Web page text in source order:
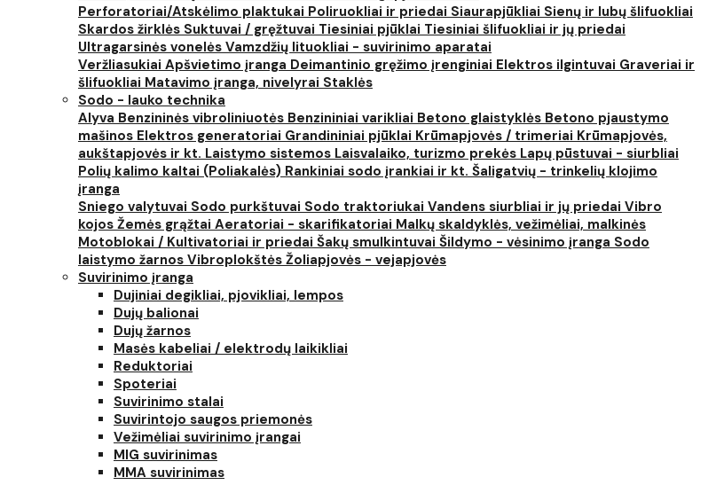
Perforatoriai/Atskėlimo plaktukai Poliruokliai ir priedai Siaurapjūkliai Sienų ir lubų šlifuokliai
Skardos žirklės Suktuvai / gręžtuvai Tiesiniai pjūklai Tiesiniai šlifuokliai ir jų priedai
Ultragarsinės vonelės Vamzdžių lituokliai - suvirinimo aparatai
Veržliasukiai Apšvietimo įranga Deimantinio gręžimo įrenginiai Elektros ilgintuvai Graveriai ir
šlifuokliai Matavimo įranga, nivelyrai Staklės
Sodo - lauko technika
Alyva Benzininės vibroliniuotės Benzininiai varikliai Betono glaistyklės Betono pjaustymo
mašinos Elektros generatoriai Grandininiai pjūklai Krūmapjovės / trimeriai Krūmapjovės,
aukštapjovės ir kt. Laistymo sistemos Laisvalaiko, turizmo prekės Lapų pūstuvai - siurbliai
Polių kalimo kaltai (Poliakalės) Rankiniai sodo įrankiai ir kt. Šaligatvių - trinkelių klojimo
įranga
Sniego valytuvai Sodo purkštuvai Sodo traktoriukai Vandens siurbliai ir jų priedai Vibro
kojos Žemės grąžtai Aeratoriai - skarifikatoriai Malkų skaldyklės, vežimėliai, malkinės
Motoblokai / Kultivatoriai ir priedai Šakų smulkintuvai Šildymo - vėsinimo įranga Sodo
laistymo žarnos Vibroplokštės Žoliapjovės - vejapjovės
Suvirinimo įranga
Dujiniai degikliai, pjovikliai, lempos
Dujų balionai
Dujų žarnos
Masės kabeliai / elektrodų laikikliai
Reduktoriai
Spoteriai
Suvirinimo stalai
Suvirintojo saugos priemonės
Vežimėliai suvirinimo įrangai
MIG suvirinimas
MMA suvirinimas